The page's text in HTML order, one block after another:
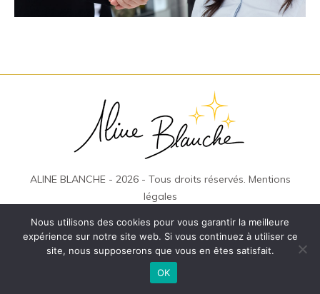
ALINE BLANCHE - 2026 - Tous droits réservés. Mentions
légales
Nous utilisons des cookies pour vous garantir la meilleure
expérience sur notre site web. Si vous continuez à utiliser ce
site, nous supposerons que vous en êtes satisfait.
OK